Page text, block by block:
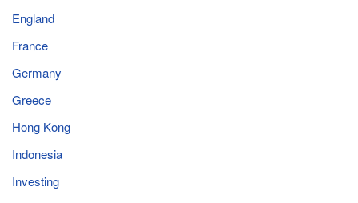
England
France
Germany
Greece
Hong Kong
Indonesia
Investing